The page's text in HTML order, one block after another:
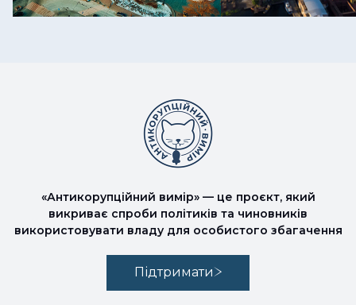
«Антикорупційний вимір» — це проєкт, який
викриває спроби політиків та чиновників
використовувати владу для особистого збагачення
Підтримати